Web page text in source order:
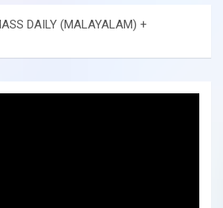
DAILY (MALAYALAM) +